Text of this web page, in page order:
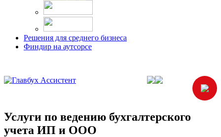
Решения для среднего бизнеса
Финдир на аутсорсе
Услуги по ведению бухгалтерского
учета ИП и ООО